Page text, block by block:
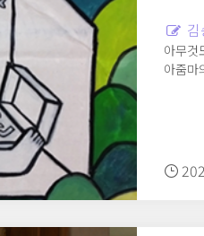
아무것
아줌마